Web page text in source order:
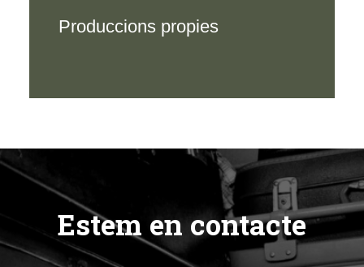
Produccions propies
Estem en contacte